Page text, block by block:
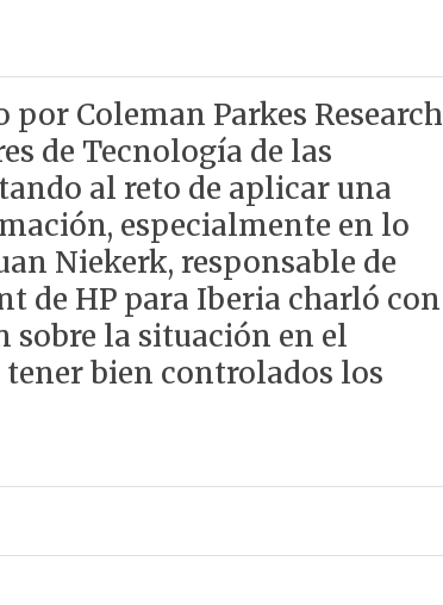
Coleman Parkes Research
de Tecnología de las
al reto de aplicar una
especialmente en lo
Niekerk, responsable de
de HP para Iberia charló con
sobre la situación en el
bien controlados los